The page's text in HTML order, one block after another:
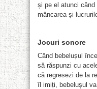
și pe el atunci
mâncarea și
Jocuri sonore
Când bebelușul
să răspunzi cu
că regresezi de la
îl imiți, bebelușul